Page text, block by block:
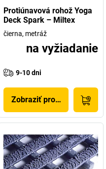
Protiúnavová rohož Yoga
Deck Spark – Miltex
čierna, metráž
na vyžiadanie
9-10 dni
Zobraziť produkt